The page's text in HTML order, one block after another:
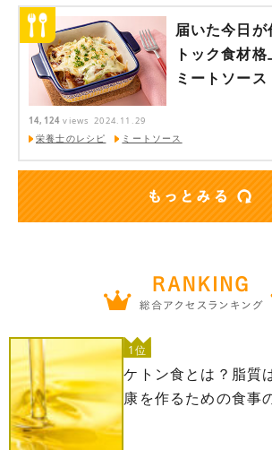
届いた今日
トック食材
ミートソース
14,124 views 2024.11.29
栄養士のレシピ ミートソース
1位
ケトン食とは？脂質
康を作るための食事